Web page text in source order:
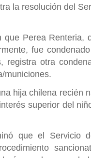
la resolución del
que Perea Renteria,
fue
registra otra
municiones.
hija chilena recién
superior del
que el Servicio